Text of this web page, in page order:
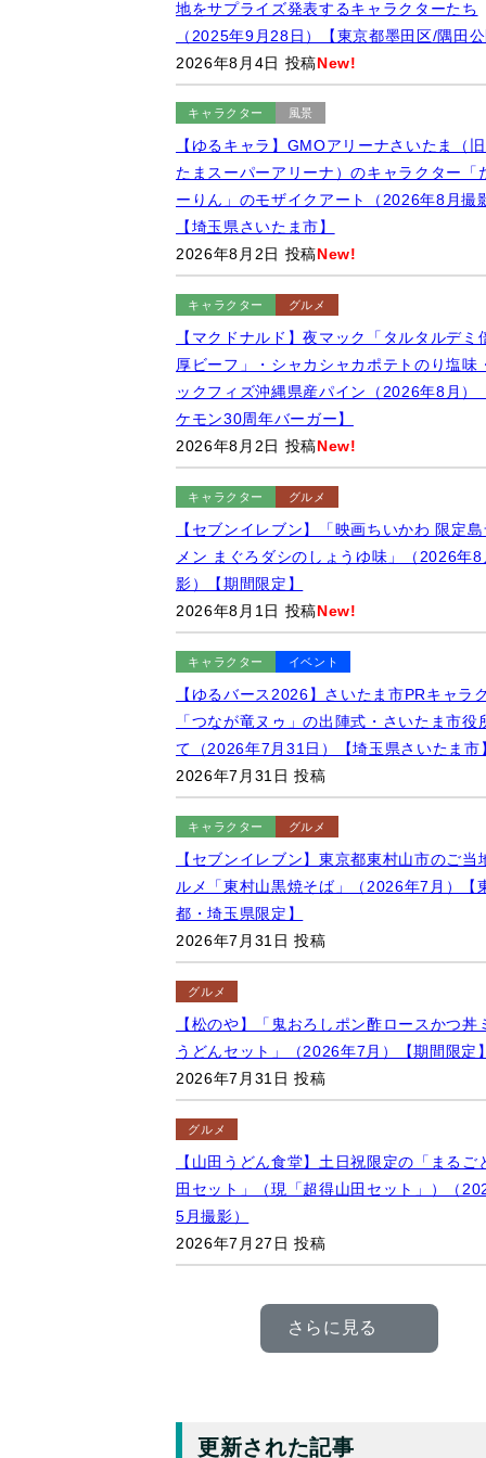
地をサプライズ発表するキャラクターたち
（2025年9月28日）【東京都墨田区/隅田公
2026年8月4日 投稿New!
キャラクター 風景
【ゆるキャラ】GMOアリーナさいたま（
たまスーパーアリーナ）のキャラクター「
ーりん」のモザイクアート（2026年8月撮
【埼玉県さいたま市】
2026年8月2日 投稿New!
キャラクター グルメ
【マクドナルド】夜マック「タルタルデミ
厚ビーフ」・シャカシャカポテトのり塩味
ックフィズ沖縄県産パイン（2026年8月）
ケモン30周年バーガー】
2026年8月2日 投稿New!
キャラクター グルメ
【セブンイレブン】「映画ちいかわ 限定島
メン まぐろダシのしょうゆ味」（2026年8
影）【期間限定】
2026年8月1日 投稿New!
キャラクター イベント
【ゆるバース2026】さいたま市PRキャラ
「つなが竜ヌゥ」の出陣式・さいたま市役
て（2026年7月31日）【埼玉県さいたま市
2026年7月31日 投稿
キャラクター グルメ
【セブンイレブン】東京都東村山市のご当
ルメ「東村山黒焼そば」（2026年7月）【
都・埼玉県限定】
2026年7月31日 投稿
グルメ
【松のや】「鬼おろしポン酢ロースかつ丼
うどんセット」（2026年7月）【期間限定】
2026年7月31日 投稿
グルメ
【山田うどん食堂】土日祝限定の「まるご
田セット」（現「超得山田セット」）（
5月撮影）
2026年7月27日 投稿
さらに見る
更新された記事